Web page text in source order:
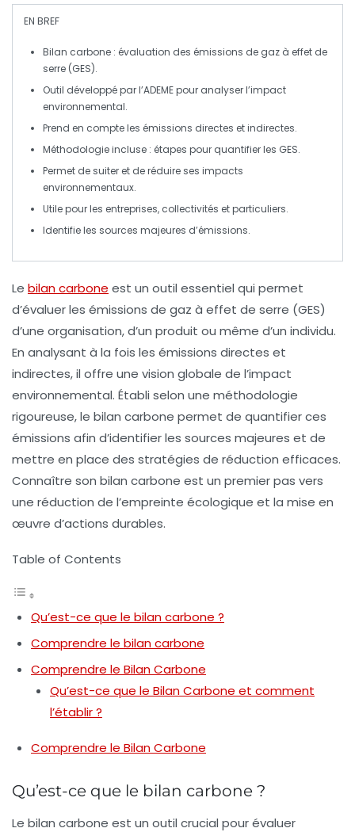
EN BREF
Bilan carbone : évaluation des émissions de gaz à effet de
serre (GES).
Outil développé par l’ADEMEpour analyser l’impact
environnemental.
Prend en compte les émissions directes etindirectes.
Méthodologieincluse : étapes pour quantifier les GES.
Permet de suiter et deréduire ses impacts
environnementaux.
Utile pour les entreprises, collectivités etparticuliers.
Identifie les sources majeures d’émissions.
Le bilan carbone est un outil essentiel qui permet
d’évaluer les émissions de gaz à effet de serre (GES)
d’une organisation, d’un produit ou même d’un individu.
En analysant à la fois les émissions directes et
indirectes, il offre une vision globale de l’impact
environnemental. Établi selon une méthodologie
rigoureuse, le bilan carbone permet de quantifier ces
émissions afin d’identifier les sources majeures et de
mettre en place des stratégies de réduction efficaces.
Connaître son bilan carbone est un premier pas vers
une réduction de l’empreinte écologique et la mise en
œuvre d’actions durables.
Table of Contents
Qu’est-ce que le bilan carbone ?
Comprendre le bilan carbone
Comprendre le Bilan Carbone
Qu’est-ce que le Bilan Carbone et comment
l’établir ?
Comprendre le Bilan Carbone
Qu’est-ce que le bilan carbone ?
Le bilan carbone est un outil crucial pour évaluer